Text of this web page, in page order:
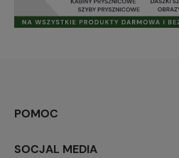
POMOC
SOCJAL MEDIA